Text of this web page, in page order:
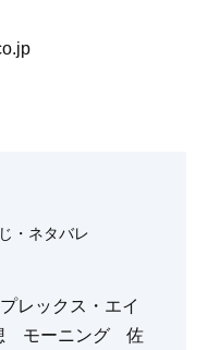
・ネタバレ
レックス・エイ
モーニング 佐